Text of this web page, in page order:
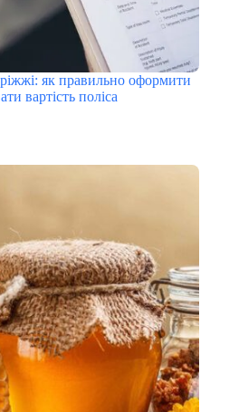
як правильно оформити
вартість поліса